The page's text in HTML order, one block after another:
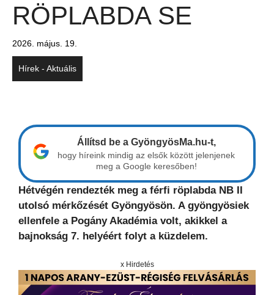
RÖPLABDA SE
2026. május. 19.
Hírek - Aktuális
Állítsd be a GyöngyösMa.hu-t,
hogy híreink mindig az elsők között jelenjenek
meg a Google keresőben!
Hétvégén rendezték meg a férfi röplabda NB II
utolsó mérkőzését Gyöngyösön. A gyöngyösiek
ellenfele a Pogány Akadémia volt, akikkel a
bajnokság 7. helyéért folyt a küzdelem.
x Hirdetés